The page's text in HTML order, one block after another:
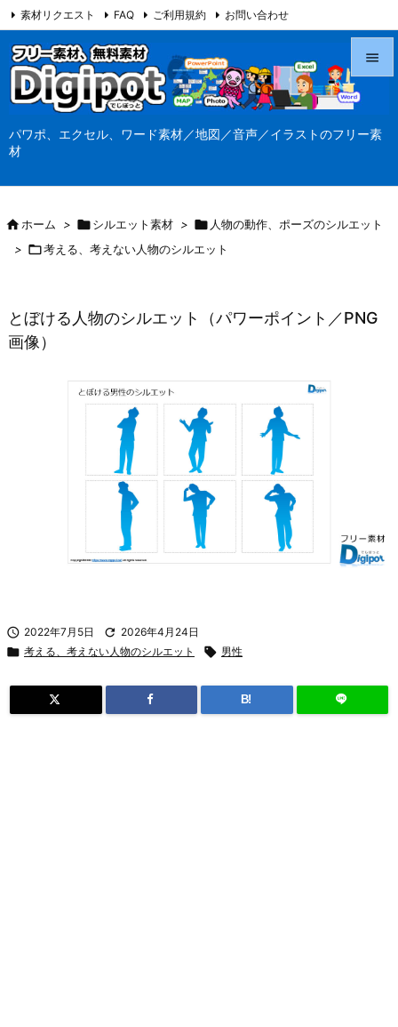
パワポ、エクセル、ワード素材／地図／音声／イラストのフリー素
材




素材リクエスト FAQ ご利用規約 お問い合わせ
当サイト（Digipot.net）について
ホーム > シルエット素材 >  人物の動作、ポーズのシルエット
> 考える、考えない人物のシルエット
とぼける人物のシルエット（パワーポイント／PNG
画像）
 2022年7月5日  2026年4月24日
 考える、考えない人物のシルエット  男性
B!